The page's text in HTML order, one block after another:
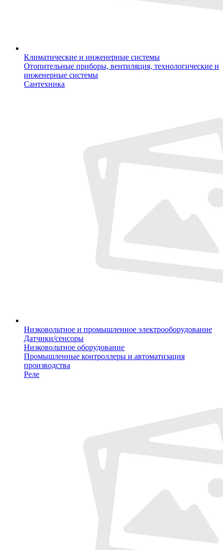
Климатические и инженерные системы
Отопительные приборы, вентиляция, технологические и
инженерные системы
Сантехника
Низковольтное и промышленное электрооборудование
Датчики/сенсоры
Низковольтное оборудование
Промышленные контроллеры и автоматизация
производства
Реле